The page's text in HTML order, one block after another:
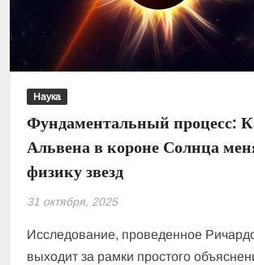
Наука
Фундаментальный процесс:
Альвена в короне Солнца
физику звезд
31 октября, 2025
Исследование, проведенное
выходит за рамки простого